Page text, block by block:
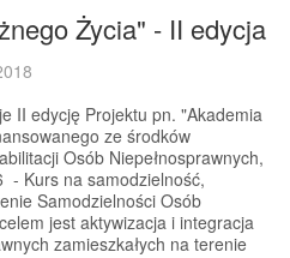
Życia" - II edycja
II edycję Projektu pn. "Akademia
ze środków
Osób Niepełnosprawnych,
- Kurs na samodzielność,
Samodzielności Osób
jest aktywizacja i integracja
zamieszkałych na terenie